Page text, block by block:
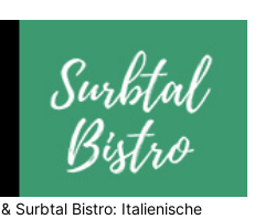
Surbtal Bistro: Italienische